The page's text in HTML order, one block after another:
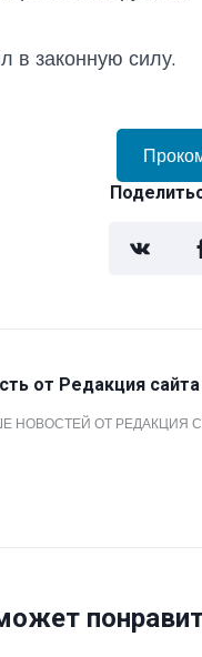
в законную силу.
от Редакция
НОВОСТЕЙ ОТ РЕДАКЦИЯ